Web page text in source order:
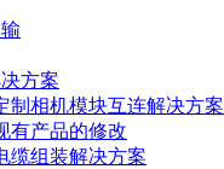
方案
制相机模块互连解决方案
有产品的修改
缆组装解决方案